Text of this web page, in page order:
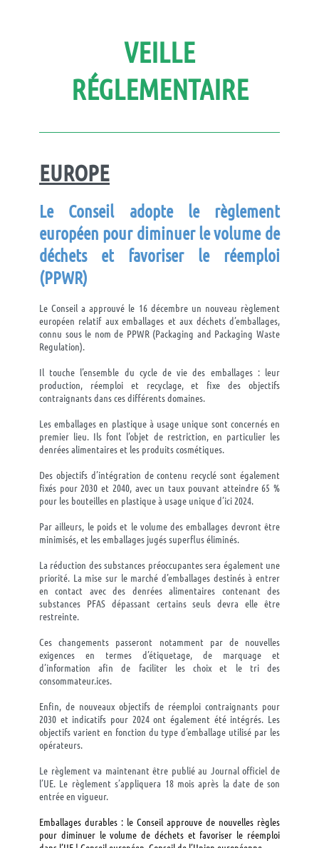
VEILLE
RÉGLEMENTAIRE
EUROPE
Le Conseil adopte lerèglement
européen pour diminuer le volume de
déchets et favoriser le réemploi
(PPWR)
Le Conseil a approuvé le 16 décembre un nouveau règlement
européen relatif aux emballages et aux déchets d’emballages,
connu sous le nom de PPWR (Packaging and Packaging Waste
Regulation).
Il touche l’ensemble du cycle de vie des emballages : leur
production, réemploi et recyclage, et fixe des objectifs
contraignants dans ces différents domaines.
Les emballages en plastique à usage unique sont concernés en
premier lieu. Ils font l’objet de restriction, en particulier les
denrées alimentaires et les produits cosmétiques.
Des objectifs d’intégration de contenu recyclé sont également
fixés pour 2030 et 2040, avec un taux pouvant atteindre 65 %
pour les bouteilles en plastique à usage unique d’ici 2024.
Par ailleurs, le poids et le volume des emballages devront être
minimisés, et les emballages jugés superflus éliminés.
La réduction des substances préoccupantes sera également une
priorité. La mise sur le marché d’emballages destinés à entrer
en contact avec des denrées alimentaires contenant des
substances PFAS dépassant certains seuls devra elle être
restreinte.
Ces changements passeront notamment par de nouvelles
exigences en termes d’étiquetage, de marquage et
d’information afin de faciliter les choix et le tri des
consommateur.ices.
Enfin, de nouveaux objectifs de réemploi contraignants pour
2030 et indicatifs pour 2024 ont également été intégrés. Les
objectifs varient en fonction du type d’emballage utilisé par les
opérateurs.
Le règlement va maintenant être publié au Journal officiel de
l’UE. Le règlement s’appliquera 18 mois après la date de son
entrée en vigueur.
Emballages durables : le Conseil approuve de nouvelles règles
pour diminuer le volume de déchets et favoriser le réemploi